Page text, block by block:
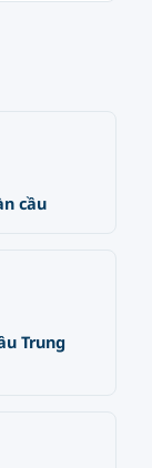
cầu
Trung